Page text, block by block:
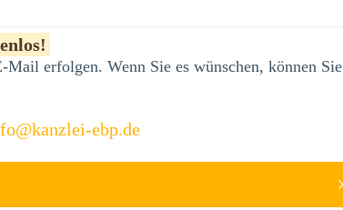
erfolgen. Wenn Sie es wünschen, können Sie
ebp.de